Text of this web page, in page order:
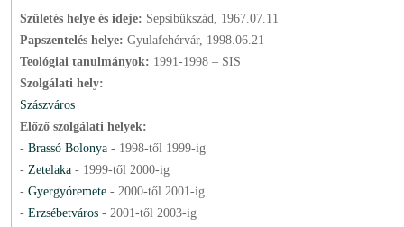
Születés helye és ideje: Sepsibükszád, 1967.07.11
Papszentelés helye: Gyulafehérvár, 1998.06.21
Teológiai tanulmányok: 1991-1998 – SIS
Szolgálati hely:
Szászváros
Előző szolgálati helyek:
- Brassó Bolonya- 1998-től 1999-ig
- Zetelaka - 1999-től 2000-ig
- Gyergyóremete - 2000-től 2001-ig
- Erzsébetváros- 2001-től 2003-ig